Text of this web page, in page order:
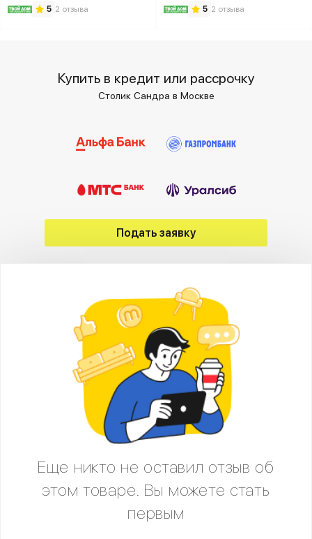
5 2 отзыва
5 2 отзыва
Купить в кредит или рассрочку
Столик Сандра в Москве
Подать заявку
Еще никто не оставил отзыв об
этом товаре. Вы можете стать
первым